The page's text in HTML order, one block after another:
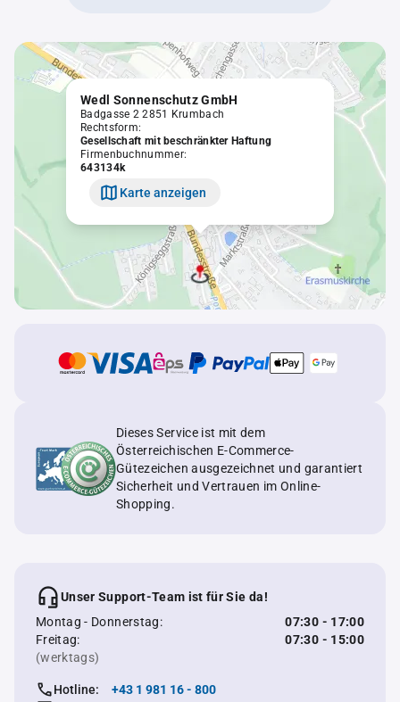
Wedl Sonnenschutz GmbH
Badgasse 2 2851 Krumbach
Rechtsform:
Gesellschaft mit beschränkter Haftung
Firmenbuchnummer:
643134k
Karte anzeigen
Dieses Service ist mit dem
Österreichischen E-Commerce-
Gütezeichen ausgezeichnet und garantiert
Sicherheit und Vertrauen im Online-
Shopping.
Unser Support-Team ist für Sie da!
Montag - Donnerstag:
07:30 - 17:00
Freitag:
07:30 - 15:00
(werktags)
Hotline:
+43 1 981 16 - 800